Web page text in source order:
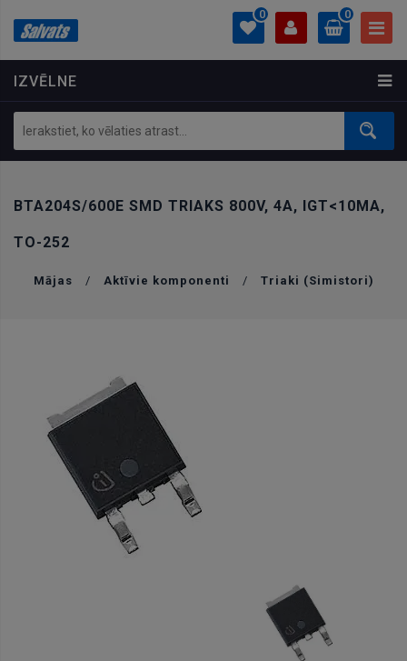
IZVĒLNE
0
PROFILS
Ielogoties
Izveidot kontu
0
0.00 €
BTA204S/600E SMD TRIAKS 800V, 4A, IGT<10MA,
TO-252
Mājas / Aktīvie komponenti / Triaki (Simistori)